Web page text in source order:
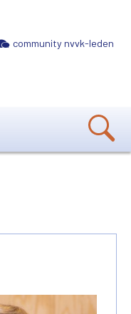
community nvvk-leden